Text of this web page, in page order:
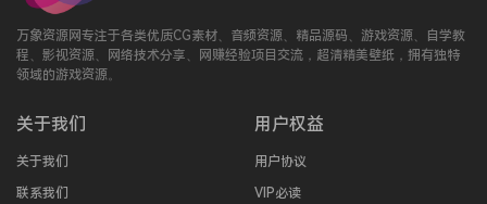
万象资源网专注于各类优质CG素材、音频资源、精品源码、游戏资源、自学教
程、影视资源、网络技术分享、网赚经验项目交流，超清精美壁纸，拥有独特
领域的游戏资源。
关于我们
关于我们
联系我们
用户权益
用户协议
VIP必读